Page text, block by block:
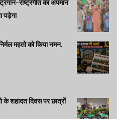
राष्ट्रगीत का अपमान
पड़ेगा
महतो को किया नमन,
शहादत दिवस पर छात्रों